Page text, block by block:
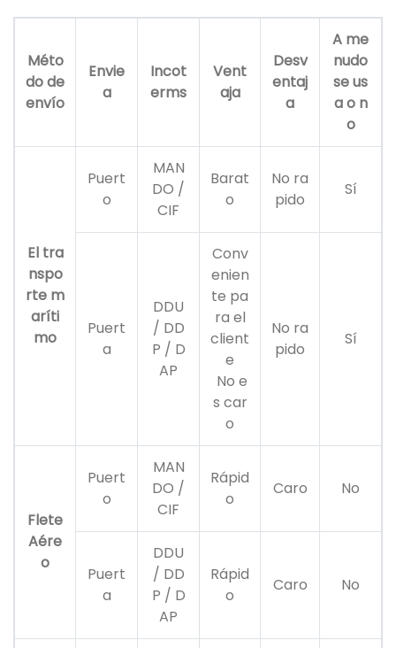
Méto
do de
envío
Envie
a
Incot
erms
Vent
aja
Desv
entaj
a
A me
nudo
se us
a o n
o
El tra
nspo
rte m
aríti
mo
Puert
o
MAN
DO /
CIF
Barat
o
No ra
pido
Sí
Puert
a
DDU
/ DD
P / D
AP
Conv
enien
te pa
ra el
client
e
No e
s car
o
No ra
pido
Sí
Flete
Aére
o
Puert
o
MAN
DO /
CIF
Rápid
o
Caro No
Puert
a
DDU
/ DD
P / D
AP
Rápid
o
Caro No